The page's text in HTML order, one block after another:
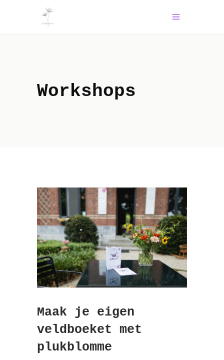
Workshops
Maak je eigen
veldboeket met
plukblomme